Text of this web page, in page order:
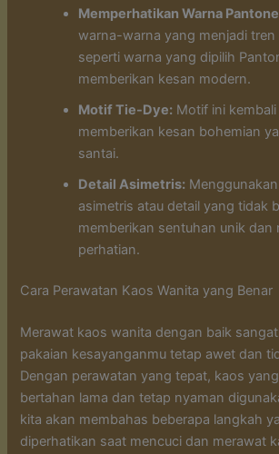
Memperhatikan Warna
warna-warna yang menjadi tren
seperti warna yang dipilih
memberikan kesan modern.
Motif Tie-Dye: Motif ini kembali
memberikan kesan bohemian
santai.
Detail Asimetris:
asimetris atau detail yang tidak
memberikan sentuhan unik dan
perhatian.
Cara Perawatan Kaos Wanita yang Benar
Merawat kaos wanita dengan baik
pakaian kesayanganmu tetap awet dan
Dengan perawatan yang tepat, kaos
bertahan lama dan tetap nyaman
kita akan membahas beberapa langkah
diperhatikan saat mencuci dan merawat